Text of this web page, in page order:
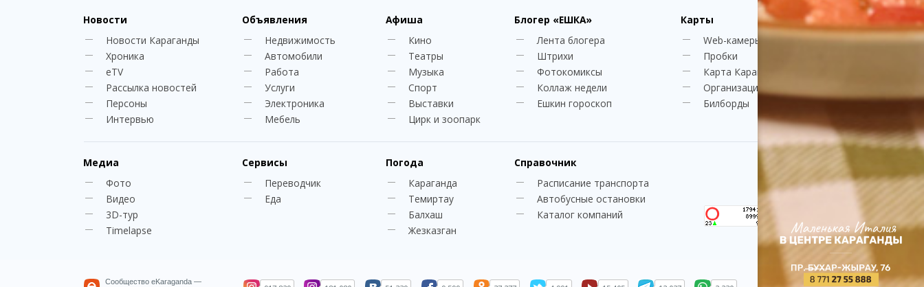
Новости
Новости Караганды
Хроника
eTV
Рассылка новостей
Персоны
Интервью
Объявления
Недвижимость
Автомобили
Работа
Услуги
Электроника
Мебель
Афиша
Кино
Театры
Музыка
Спорт
Выставки
Цирк и зоопарк
Блогер «ЕШКА»
Лента блогера
Штрихи
Фотокомиксы
Коллаж недели
Ешкин гороскоп
Карты
Web-камеры
Пробки
Карта Караганды
Организации
Билборды
Медиа
Фото
Видео
3D-тур
Timelapse
Сервисы
Переводчик
Еда
Погода
Караганда
Темиртау
Балхаш
Жезказган
Справочник
Расписание транспорта
Автобусные остановки
Каталог компаний
Сообщество eKaraganda —